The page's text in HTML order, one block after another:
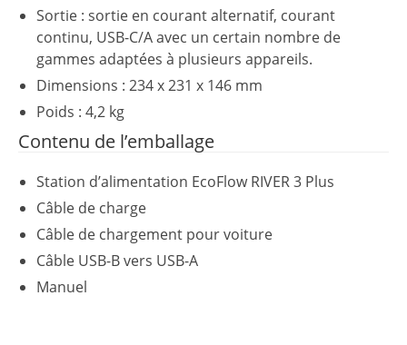
Sortie : sortie en courant alternatif, courant
continu, USB-C/A avec un certain nombre de
gammes adaptées à plusieurs appareils.
Dimensions : 234 x 231 x 146 mm
Poids : 4,2 kg
Contenu de l’emballage
Station d’alimentation EcoFlow RIVER 3 Plus
Câble de charge
Câble de chargement pour voiture
Câble USB-B vers USB-A
Manuel